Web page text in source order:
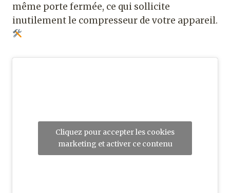
même porte fermée, ce qui sollicite
inutilement le compresseur de votre appareil.
Cliquez pour accepter les cookies
marketing et activer ce contenu